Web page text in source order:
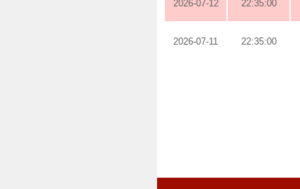
2026-07-12 22:35:00
2026-07-11 22:35:00